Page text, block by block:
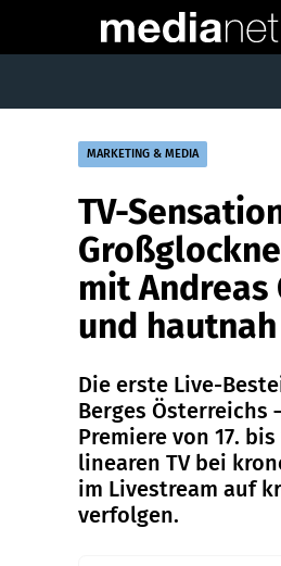
MARKETING & MEDIA
TV-
mit
und
Die erste Live-
Berges Österreichs
Premiere von 17.
linearen TV bei
im Livestream auf
verfolgen.